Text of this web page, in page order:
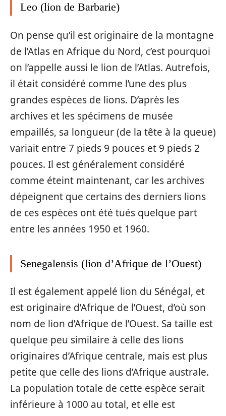
Leo (lion de Barbarie)
On pense qu’il est originaire de la montagne
de l’Atlas en Afrique du Nord, c’est pourquoi
on l’appelle aussi le lion de l’Atlas. Autrefois,
il était considéré comme l’une des plus
grandes espèces de lions. D’après les
archives et les spécimens de musée
empaillés, sa longueur (de la tête à la queue)
variait entre 7 pieds 9 pouces et 9 pieds 2
pouces. Il est généralement considéré
comme éteint maintenant, car les archives
dépeignent que certains des derniers lions
de ces espèces ont été tués quelque part
entre les années 1950 et 1960.
Senegalensis (lion d’Afrique de l’Ouest)
Il est également appelé lion du Sénégal, et
est originaire d’Afrique de l’Ouest, d’où son
nom de lion d’Afrique de l’Ouest. Sa taille est
quelque peu similaire à celle des lions
originaires d’Afrique centrale, mais est plus
petite que celle des lions d’Afrique australe.
La population totale de cette espèce serait
inférieure à 1000 au total, et elle est